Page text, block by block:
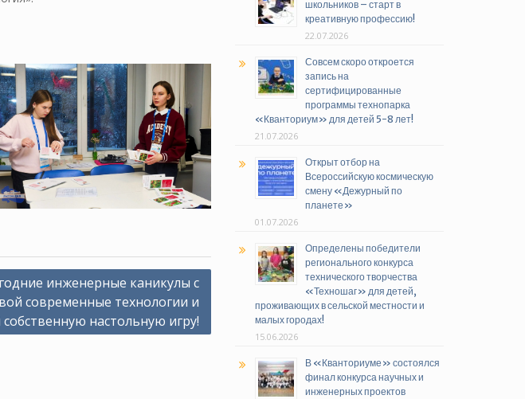
инженерные каникулы с
современные технологии и
собственную настольную игру!
школьников – старт в
креативную профессию!
22.07.2026
Совсем скоро откроется
запись на
сертифицированные
программы технопарка
«Кванториум» для детей 5-8 лет!
21.07.2026
Открыт отбор на
Всероссийскую космическую
смену «Дежурный по
планете»
01.07.2026
Определены победители
регионального конкурса
технического творчества
«Техношаг» для детей,
проживающих в сельской местности и
малых городах!
15.06.2026
В «Кванториуме» состоялся
финал конкурса научных и
инженерных проектов